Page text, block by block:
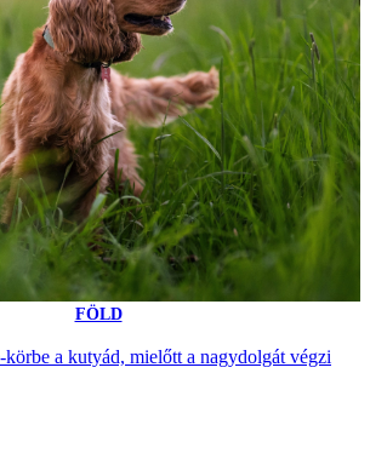
FÖLD
a kutyád, mielőtt a nagydolgát végzi